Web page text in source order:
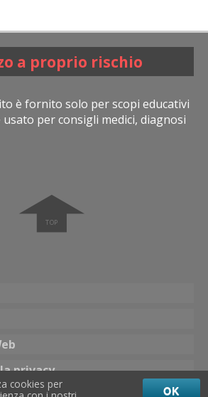
a proprio rischio
è fornito solo per scopi educativi
per consigli medici, diagnosi
➧
privacy
cookies per
OK